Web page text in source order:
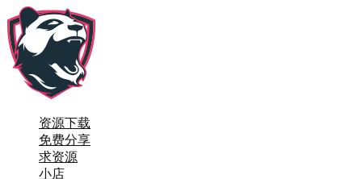
资源下载
免费分享
求资源
小店